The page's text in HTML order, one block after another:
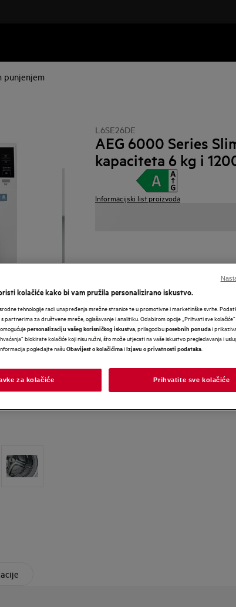
punjenjem
L6SE26DE
AEG 6000 Series
kapaciteta 6 kg i
Informacijski list proizvoda
kolačiće kako bi vam pružila personalizirano iskustvo.
tehnologije radi unapređenja mrežne stranice te u promotivne i marketinške svrhe.
partnerima za društvene mreže, oglašavanje i analitiku. Odabirom opcije „Prihvati sve
personalizaciju vašeg korisničkog iskustva , prilagodbuposebnih ponudai
blokirate kolačiće koji nisu nužni, što može utjecati na vaše iskustvo pregledavanja i
pogledajte našuObavijest o kolačićimaiIzjavu o privatnosti podataka
za kolačiće Prihvatite sve kolačiće